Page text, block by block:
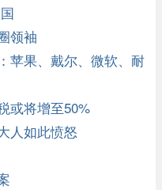
领袖
苹果、戴尔、微软、耐
或将增至50%
人如此愤怒